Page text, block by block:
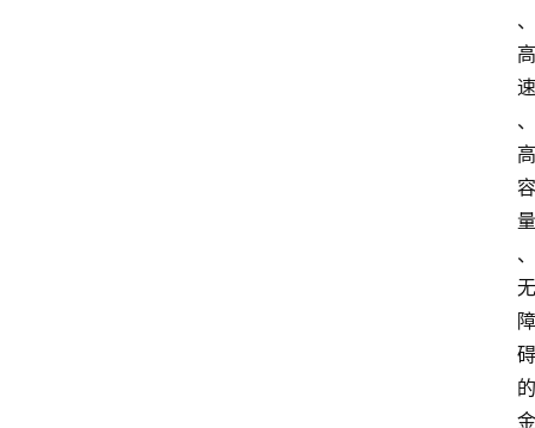
、
高
速
、
高
容
量
、
无
障
碍
的
金